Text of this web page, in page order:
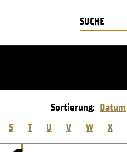
Sortierung: Datum
S T U V W X